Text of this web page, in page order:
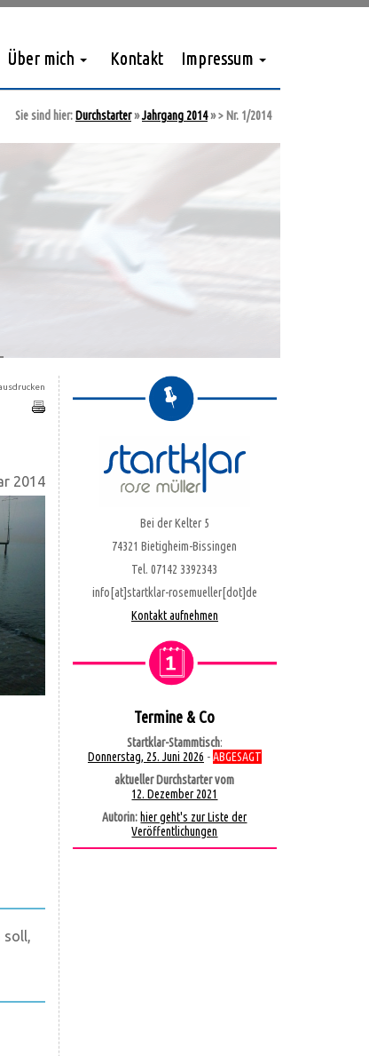
Über mich Kontakt Impressum
Sie sind hier:Durchstarter»Jahrgang 2014»> Nr. 1/2014
2014
soll,
Bei der Kelter 5
74321 Bietigheim-Bissingen
Tel. 07142 3392343
info[at]startklar-rosemueller[dot]de
Kontakt aufnehmen
Termine & Co
Startklar-Stammtisch:
Donnerstag, 25. Juni 2026 -ABGESAGT
aktueller Durchstarter vom
12. Dezember 2021
Autorin: hier geht's zur Liste der
Veröffentlichungen